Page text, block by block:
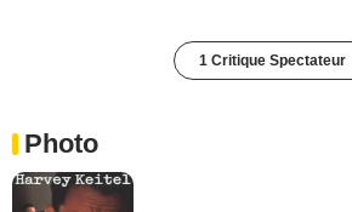
1 Critique Spectateur
Photo